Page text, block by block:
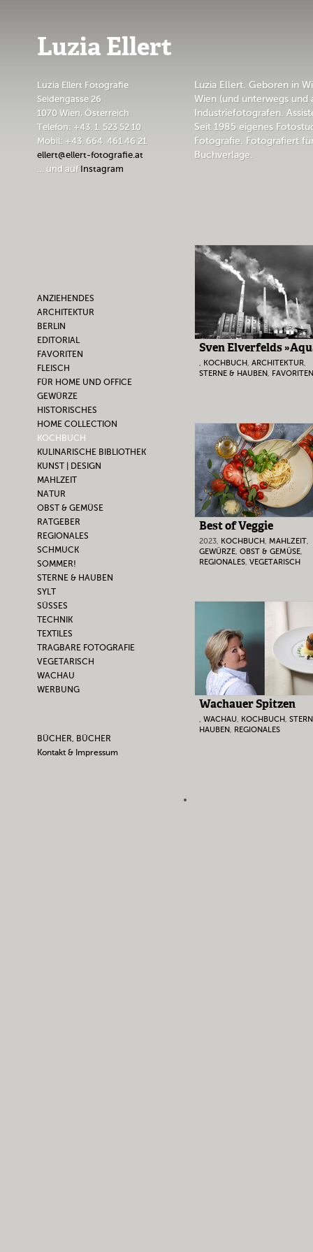
Luzia Ellert
Luzia Ellert Fotografie
Seidengasse 26
1070 Wien, Österreich
Telefon: +43. 1. 523 52 10
Mobil: +43. 664. 461 46 21
ellert@ellert-fotografie.at
… und auf Instagram
Luzia Ellert. Geboren in
Wien (und unterwegs
Industriefotografen.
Seit 1985 eigenes
Fotografie. Fotografiert
Buchverlage.
ANZIEHENDES
ARCHITEKTUR
BERLIN
EDITORIAL
FAVORITEN
FLEISCH
FÜR HOME UND OFFICE
GEWÜRZE
HISTORISCHES
HOME COLLECTION
KOCHBUCH
KULINARISCHE BIBLIOTHEK
KUNST | DESIGN
MAHLZEIT
NATUR
OBST & GEMÜSE
RATGEBER
REGIONALES
SCHMUCK
SOMMER!
STERNE & HAUBEN
SYLT
SÜSSES
TECHNIK
TEXTILES
TRAGBARE FOTOGRAFIE
VEGETARISCH
WACHAU
WERBUNG
BÜCHER, BÜCHER
Kontakt & Impressum
Sven Elverfelds
, KOCHBUCH, ARCHITEKTUR,
STERNE & HAUBEN, FAVORITEN
Best of Veggie
2023, KOCHBUCH, MAHLZEIT,
GEWÜRZE, OBST & GEMÜSE,
REGIONALES, VEGETARISCH
Wachauer Spitzen
, WACHAU, KOCHBUCH,
HAUBEN, REGIONALES